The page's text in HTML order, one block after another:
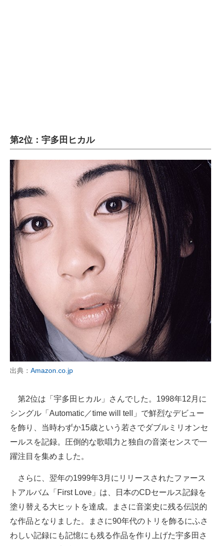
第2位：宇多田ヒカル
出典： Amazon.co.jp
第2位は「宇多田ヒカル」さんでした。1998年12月に
シングル「Automatic／time will tell」で鮮烈なデビュー
を飾り、当時わずか15歳という若さでダブルミリオンセ
ールスを記録。圧倒的な歌唱力と独自の音楽センスで一
躍注目を集めました。
さらに、翌年の1999年3月にリリースされたファース
トアルバム「First Love」は、日本のCDセールス記録を
塗り替える大ヒットを達成。まさに音楽史に残る伝説的
な作品となりました。まさに90年代のトリを飾るにふさ
わしい記録にも記憶にも残る作品を作り上げた宇多田さ